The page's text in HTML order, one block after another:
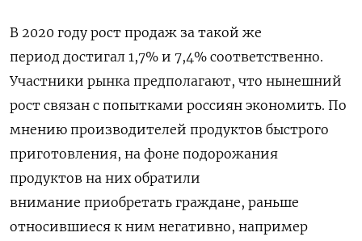
В 2020 году рост продаж за такой же
период достигал 1,7% и 7,4% соответственно.
Участники рынка предполагают, что нынешний
рост связан с попытками россиян экономить. По
мнению производителей продуктов быстрого
приготовления, на фоне подорожания
продуктов на них обратили
внимание приобретать граждане, раньше
относившиеся к ним негативно, например